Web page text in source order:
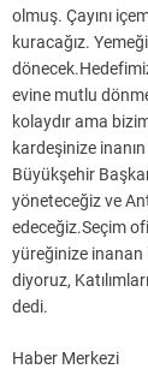
olmuş. Çayını
kuracağız.
evine mutlu
kolaydır ama
kardeşinize
Büyükşehir
yöneteceğiz ve
edeceğiz.Seçim
yüreğinize inanan
diyoruz,
dedi.
Haber Merkezi